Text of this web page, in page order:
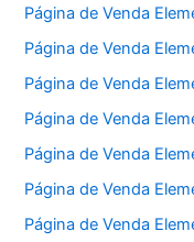
Página de Venda
Página de Venda
Página de Venda
Página de Venda
Página de Venda
Página de Venda
Página de Venda